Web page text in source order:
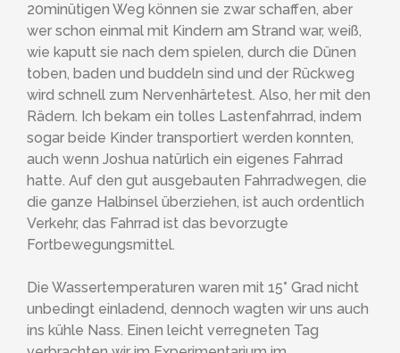
20minütigen Weg können sie zwar schaffen, aber
wer schon einmal mit Kindern am Strand war, weiß,
wie kaputt sie nach dem spielen, durch die Dünen
toben, baden und buddeln sind und der Rückweg
wird schnell zum Nervenhärtetest. Also, her mit den
Rädern. Ich bekam ein tolles Lastenfahrrad, indem
sogar beide Kinder transportiert werden konnten,
auch wenn Joshua natürlich ein eigenes Fahrrad
hatte. Auf den gut ausgebauten Fahrradwegen, die
die ganze Halbinsel überziehen, ist auch ordentlich
Verkehr, das Fahrrad ist das bevorzugte
Fortbewegungsmittel.
Die Wassertemperaturen waren mit 15° Grad nicht
unbedingt einladend, dennoch wagten wir uns auch
ins kühle Nass. Einen leicht verregneten Tag